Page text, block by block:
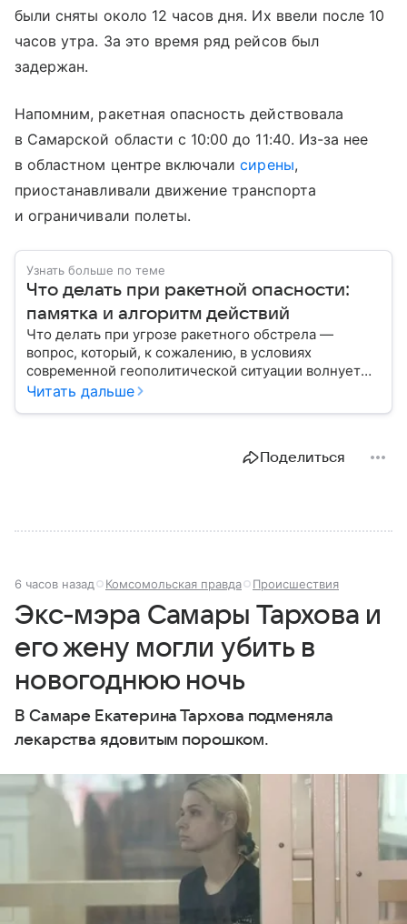
были сняты около 12 часов дня. Их ввели после 10
часов утра. За это время ряд рейсов был
задержан.
Напомним, ракетная опасность действовала
в Самарской области с 10:00 до 11:40. Из-за нее
в областном центре включалисирены,
приостанавливали движение транспорта
и ограничивали полеты.
Узнать больше по теме
Что делать при ракетной опасности:
памятка и алгоритм действий
Что делать при угрозе ракетного обстрела —
вопрос, который, к сожалению, в условиях
современной геополитической ситуации волнует
все больше людей. В материале мы рассказываем,
Читать дальше
Поделиться
6 часов назад Комсомольская правда Происшествия
Экс-мэра Самары Тархова и
его жену могли убить в
новогоднюю ночь
В Самаре Екатерина Тархова подменяла
лекарства ядовитым порошком.